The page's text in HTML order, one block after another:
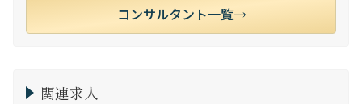
コンサルタント一覧
関連求人